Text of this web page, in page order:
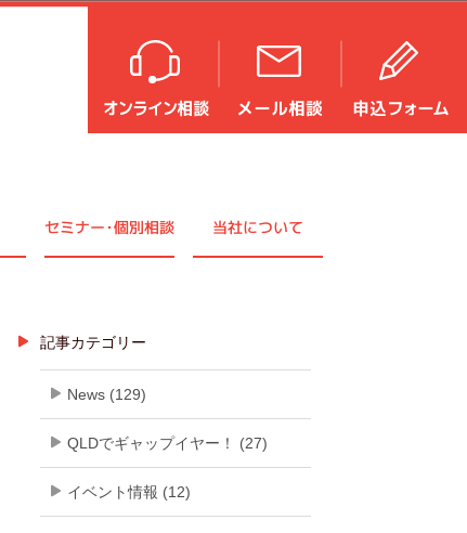
セミナー・個別相談 当社について
記事カテゴリー
News (129)
QLDでギャップイヤー！ (27)
イベント情報 (12)